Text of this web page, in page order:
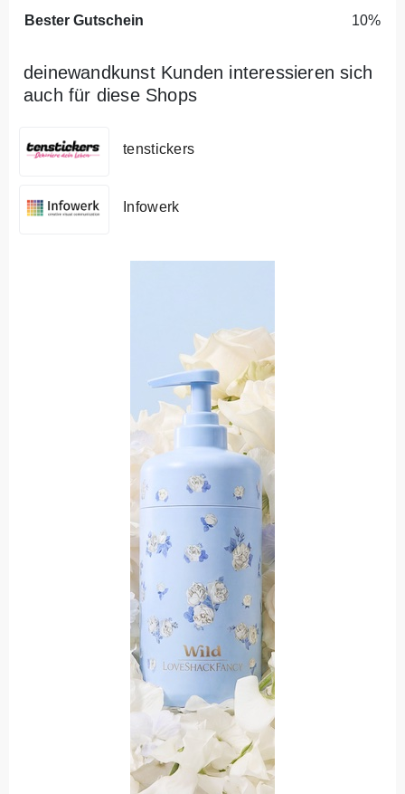
Bester Gutschein
10%
deinewandkunst Kunden interessieren sich
auch für diese Shops
tenstickers
Infowerk